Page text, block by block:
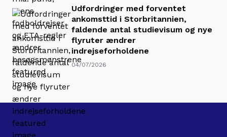
Udfordringer med forventet
ankomsttid i Storbritannien,
faldende antal studievisum og nye
flyruter ændrer
indrejseforholdene
04/07/2026